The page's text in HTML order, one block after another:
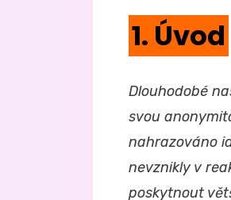
1. Úvod
Dlouhodobé
svou
nahrazováno
nevznikly v
poskytnout